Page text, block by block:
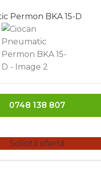
0748 138 807
Solicită ofertă